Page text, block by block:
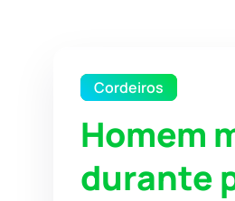
Cordeiros
Homem
durante